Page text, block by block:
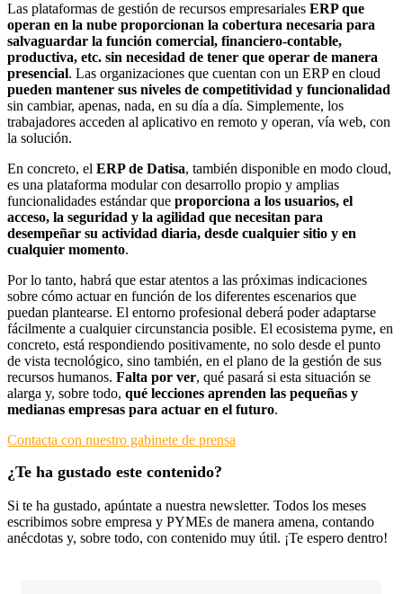
Las plataformas de gestión de recursos empresariales ERP que
operan en la nube proporcionan la cobertura necesaria para
salvaguardar la función comercial, financiero-contable,
productiva, etc. sin necesidad de tener que operar de manera
presencial. Las organizaciones que cuentan con un ERP en cloud
pueden mantener sus niveles de competitividad y funcionalidad
sin cambiar, apenas, nada, en su día a día. Simplemente, los
trabajadores acceden al aplicativo en remoto y operan, vía web, con
la solución.
En concreto, el ERP de Datisa, también disponible en modo cloud,
es una plataforma modular con desarrollo propio y amplias
funcionalidades estándar que proporciona a los usuarios, el
acceso, la seguridad y la agilidad que necesitan para
desempeñar su actividad diaria, desde cualquier sitio y en
cualquier momento.
Por lo tanto, habrá que estar atentos a las próximas indicaciones
sobre cómo actuar en función de los diferentes escenarios que
puedan plantearse. El entorno profesional deberá poder adaptarse
fácilmente a cualquier circunstancia posible. El ecosistema pyme, en
concreto, está respondiendo positivamente, no solo desde el punto
de vista tecnológico, sino también, en el plano de la gestión de sus
recursos humanos. Falta por ver, qué pasará si esta situación se
alarga y, sobre todo, qué lecciones aprenden las pequeñas y
medianas empresas para actuar en el futuro.
Contacta con nuestro gabinete de prensa
¿Te ha gustado este contenido?
Si te ha gustado, apúntate a nuestra newsletter. Todos los meses
escribimos sobre empresa y PYMEs de manera amena, contando
anécdotas y, sobre todo, con contenido muy útil. ¡Te espero dentro!